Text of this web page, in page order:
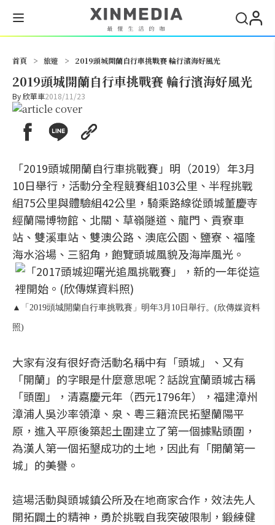
首頁 > 旅遊 > 2019頭城開蘭自行車挑戰賽 輪行濱海好風光
2019頭城開蘭自行車挑戰賽 輪行濱海好風光
By欣單車2018/11/23
「2019頭城開蘭自行車挑戰賽」明（2019）年3月
10日舉行，活動分全程競賽組103公里、半程挑戰
組75公里與體驗組42公里，騎乘路線從頭城董慶寺
經蘭陽博物館、北關、草嶺隧道、龍門、貢寮車
站、雙溪車站、雙澳公路、澳底公園、鹽寮、福隆
海水浴場、三貂角，飽覽頭城風貌及海岸風光。
▲「2019頭城開蘭自行車挑戰賽」明年3月10日舉行。(欣傳媒資料
照)
大家有沒有很好奇活動名稱中有「頭城」、又有
「開蘭」的字眼是什麼意思呢？話說宜蘭頭城古稱
「頭圍」，清嘉慶元年（西元1796年），福建漳州
漳浦人吳沙率領漳、泉、粵三籍流民拓墾蘭陽平
原，進入平原後築起土圍建立了第一個據點頭圍，
為漢人第一個拓墾成功的土地，因此有「開蘭第一
城」的美譽。
這場活動與頭城鎮公所及在地商家合作，效法先人
開拓闢土的精神，勇於挑戰自我突破限制，鍛練健